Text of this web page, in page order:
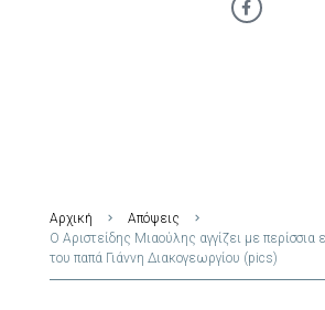
Αρχική
Απόψεις
Ο Αριστείδης Μιαούλης αγγίζει με περίσσια
του παπά Γιάννη Διακογεωργίου (pics)